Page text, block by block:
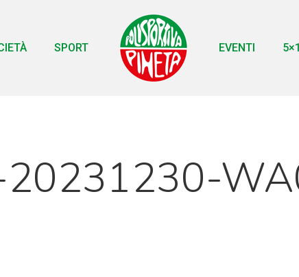
SPORT EVENTI
20231230-